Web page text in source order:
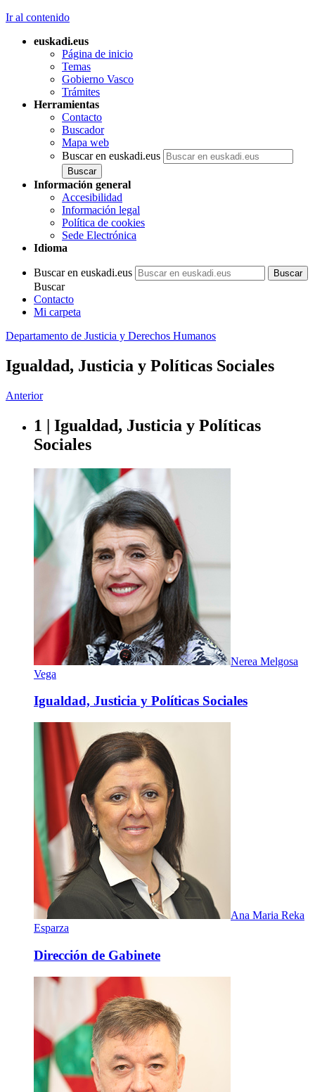
Ir al contenido
euskadi.eus
Página de inicio
Temas
Gobierno Vasco
Trámites
Herramientas
Contacto
Buscador
Mapa web
Buscar en euskadi.eus
Información general
Accesibilidad
Información legal
Política de cookies
Sede Electrónica
Idioma
Buscar en euskadi.eus
Buscar
Contacto
Mi carpeta
Departamento de Justicia y Derechos Humanos
Igualdad, Justicia y Políticas Sociales
Anterior
1 | Igualdad, Justicia y Políticas
Sociales
Nerea Melgosa
Vega
Igualdad, Justicia y Políticas Sociales
Ana Maria Reka
Esparza
Dirección de Gabinete